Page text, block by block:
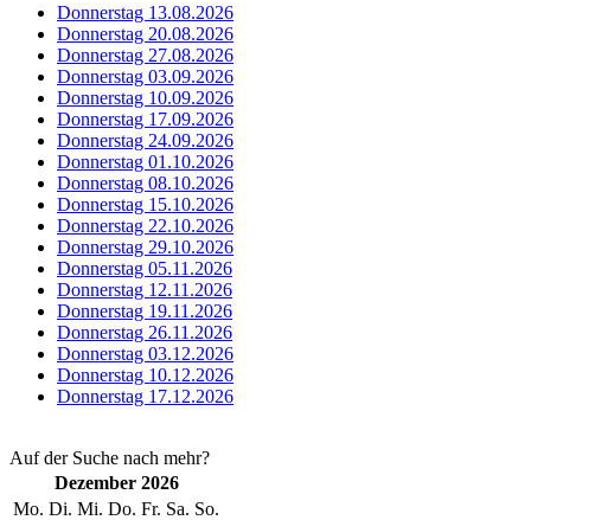
Donnerstag 13.08.2026
Donnerstag 20.08.2026
Donnerstag 27.08.2026
Donnerstag 03.09.2026
Donnerstag 10.09.2026
Donnerstag 17.09.2026
Donnerstag 24.09.2026
Donnerstag 01.10.2026
Donnerstag 08.10.2026
Donnerstag 15.10.2026
Donnerstag 22.10.2026
Donnerstag 29.10.2026
Donnerstag 05.11.2026
Donnerstag 12.11.2026
Donnerstag 19.11.2026
Donnerstag 26.11.2026
Donnerstag 03.12.2026
Donnerstag 10.12.2026
Donnerstag 17.12.2026
Auf der Suche nach mehr?
Dezember 2026
Mo. Di. Mi. Do. Fr. Sa. So.